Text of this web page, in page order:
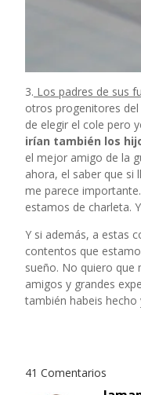
3. Los padres de sus
otros progenitores
de elegir el cole pero
irían también los
el mejor amigo de la
ahora, el saber que
me parece
estamos de charleta.
Y si además, a estas
contentos que
sueño. No quiero que
amigos y grandes
también habeis hecho
41 Comentarios